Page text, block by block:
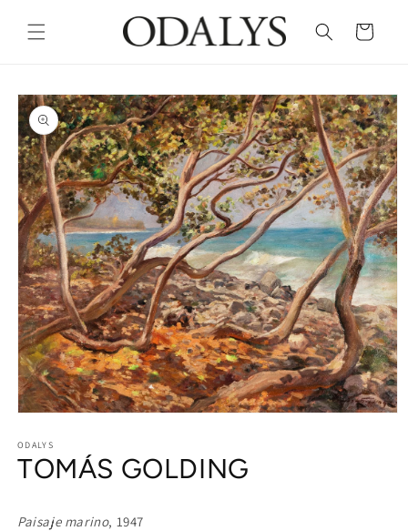
content
Cart
Skip to
product
information
1
in
modal
ODALYS
TOMÁS GOLDING
Paisaje marino, 1947